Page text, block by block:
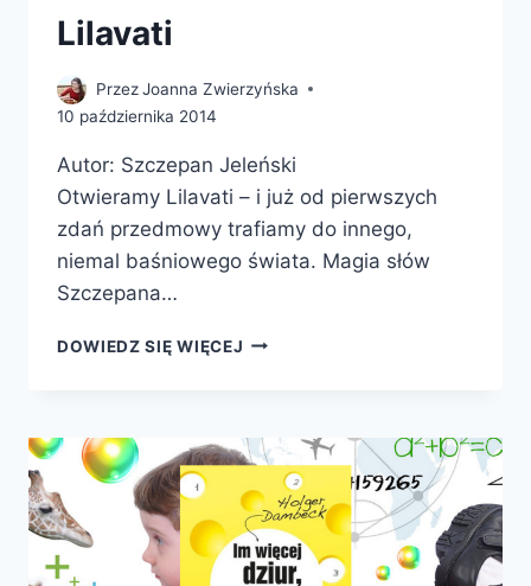
Lilavati
PrzezJoanna Zwierzyńska
10 października 2014
Autor: Szczepan Jeleński
Otwieramy Lilavati – i już od pierwszych
zdań przedmowy trafiamy do innego,
niemal baśniowego świata. Magia słów
Szczepana…
DOWIEDZ SIĘ WIĘCEJ LILAVATI